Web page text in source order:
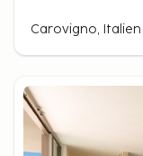
Carovigno, Italien